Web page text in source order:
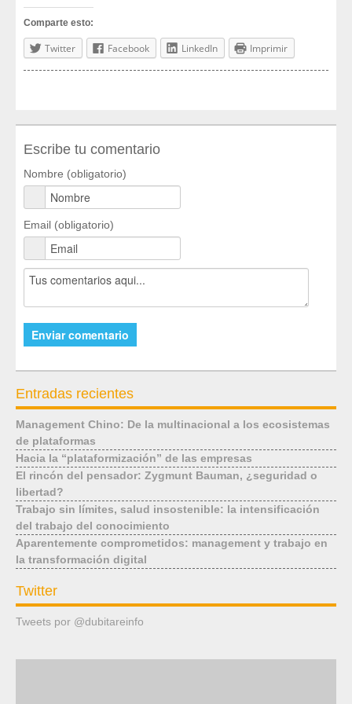
Comparte esto:
Twitter Facebook LinkedIn Imprimir
Escribe tu comentario
Nombre (obligatorio)
Email (obligatorio)
Entradas recientes
Management Chino: De la multinacional a los ecosistemas
de plataformas
Hacia la “plataformización” de las empresas
El rincón del pensador: Zygmunt Bauman, ¿seguridad o
libertad?
Trabajo sin límites, salud insostenible: la intensificación
del trabajo del conocimiento
Aparentemente comprometidos: management y trabajo en
la transformación digital
Twitter
Tweets por @dubitareinfo